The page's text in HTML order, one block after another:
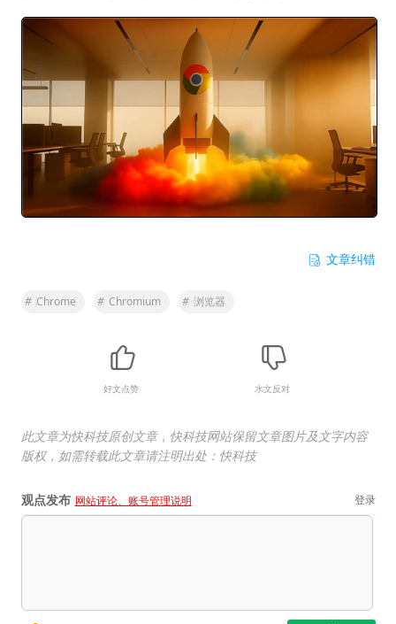
文章纠错
# Chrome # Chromium # 浏览器
好文点赞 水文反对
此文章为快科技原创文章，快科技网站保留文章图片及文字内容
版权，如需转载此文章请注明出处：快科技
观点发布 网站评论、账号管理说明 登录